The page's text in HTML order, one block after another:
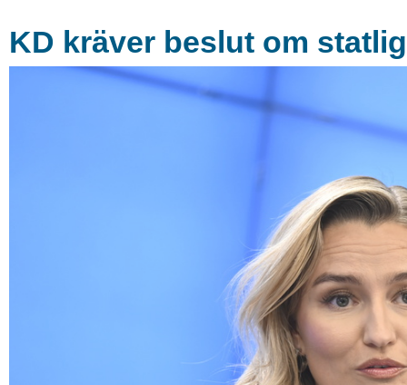
KD kräver beslut om